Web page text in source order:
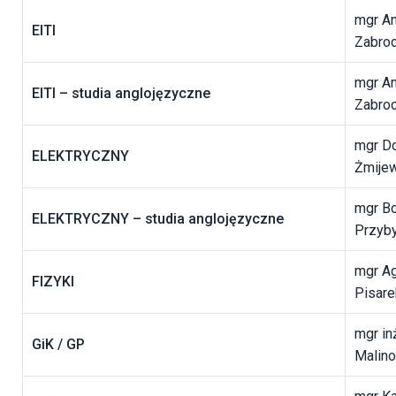
EITI
mgr
EITI – studia anglojęzyczne
mgr
ELEKTRYCZNY
mgr
ELEKTRYCZNY – studia anglojęzyczne
mgr
FIZYKI
mgr
GiK / GP
mgr